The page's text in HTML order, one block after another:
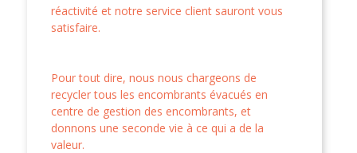
réactivité et notre service client sauront vous
satisfaire.
Pour tout dire, nous nous chargeons de
recycler tous les encombrants évacués en
centre de gestion des encombrants, et
donnons une seconde vie à ce qui a de la
valeur.